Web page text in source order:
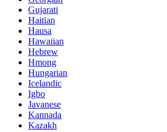
Gujarati
Haitian
Hausa
Hawaiian
Hebrew
Hmong
Hungarian
Icelandic
Igbo
Javanese
Kannada
Kazakh